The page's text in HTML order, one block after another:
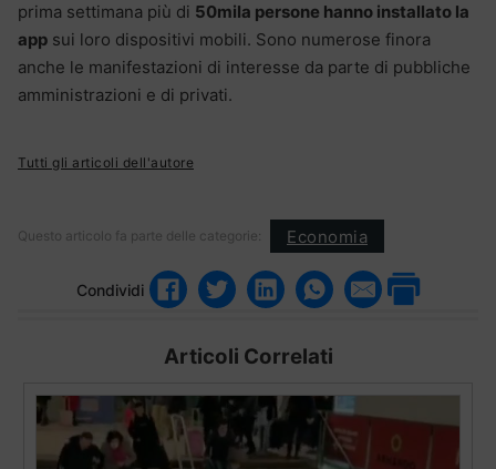
prima settimana più di 50mila persone hanno installato la
app sui loro dispositivi mobili. Sono numerose finora
anche le manifestazioni di interesse da parte di pubbliche
amministrazioni e di privati.
Tutti gli articoli dell'autore
Questo articolo fa parte delle categorie: Economia
Condividi
Articoli Correlati